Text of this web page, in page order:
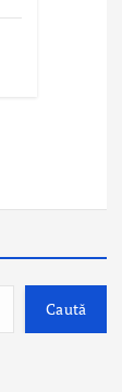
Caută